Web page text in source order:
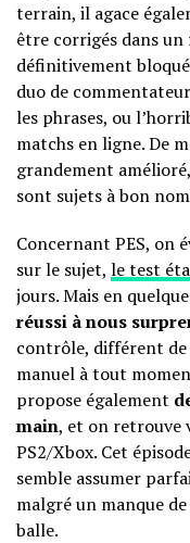
terrain, il agace
être corrigés dans
définitivement
duo de
les phrases, ou
matchs en ligne. De
grandement
sont sujets à bon
Concernant PES, on
sur le sujet, le test
jours. Mais en
réussi à nous
contrôle, différent de
manuel à tout
propose également
main, et on retrouve
PS2/Xbox. Cet
semble assumer
malgré un manque
balle.